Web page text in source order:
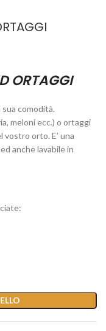
ORTAGGI
comodità.
meloni ecc.) o ortaggi
vostro orto. E’ una
anche lavabile in